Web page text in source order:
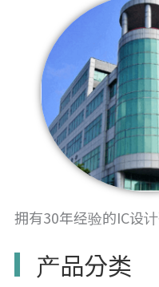
拥有30年经验的IC设
产品分类